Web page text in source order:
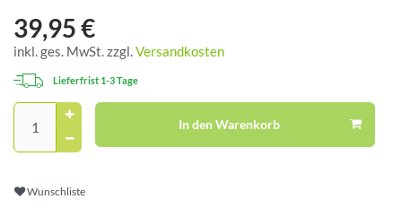
39,95 €
inkl. ges. MwSt. zzgl.Versandkosten
Lieferfrist 1-3 Tage
In den Warenkorb
Wunschliste